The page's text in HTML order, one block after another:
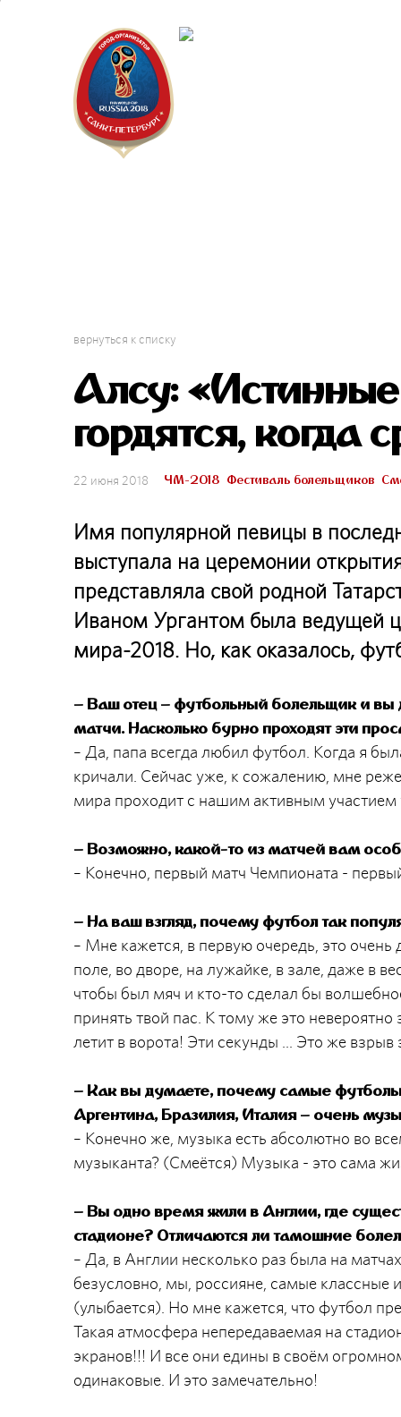
вернуться к списку
Алсу:
гордятся, когда
22 июня 2018 ЧМ-2018 Фестиваль болельщиков
Имя популярной певицы в
выступала на церемонии
представляла свой родной
Иваном Ургантом была ведущей
мира-2018. Но, как оказалось,
– Ваш отец – футбольный болельщик и вы
матчи. Насколько бурно проходят эти
– Да, папа всегда любил футбол. Когда я
кричали. Сейчас уже, к сожалению, мне
мира проходит с нашим активным участием
– Возможно, какой-то из матчей вам
– Конечно, первый матч Чемпионата -
– На ваш взгляд, почему футбол так
– Мне кажется, в первую очередь, это
поле, во дворе, на лужайке, в зале, даже в
чтобы был мяч и кто-то сделал бы
принять твой пас. К тому же это
летит в ворота! Эти секунды ... Это же
– Как вы думаете, почему самые
Аргентина, Бразилия, Италия – очень
– Конечно же, музыка есть абсолютно во
музыканта? (Смеётся) Музыка - это сама
– Вы одно время жили в Англии, где
стадионе? Отличаются ли тамошние
– Да, в Англии несколько раз была на
безусловно, мы, россияне, самые
(улыбается). Но мне кажется, что футбол
Такая атмосфера непередаваемая на
экранов!!! И все они едины в своём
одинаковые. И это замечательно!